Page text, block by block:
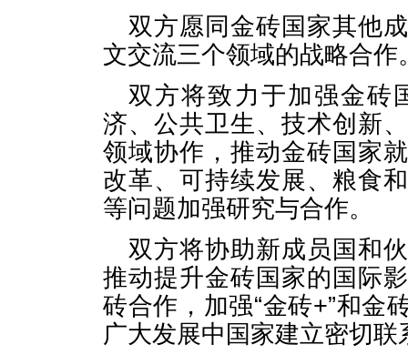
双方愿同金砖国家其他
文交流三个领域的战略合作
双方将致力于加强金砖
济、公共卫生、技术创新
领域协作，推动金砖国家
改革、可持续发展、粮食
等问题加强研究与合作。
双方将协助新成员国和
推动提升金砖国家的国际
砖合作，加强“金砖+”和金
广大发展中国家建立密切联